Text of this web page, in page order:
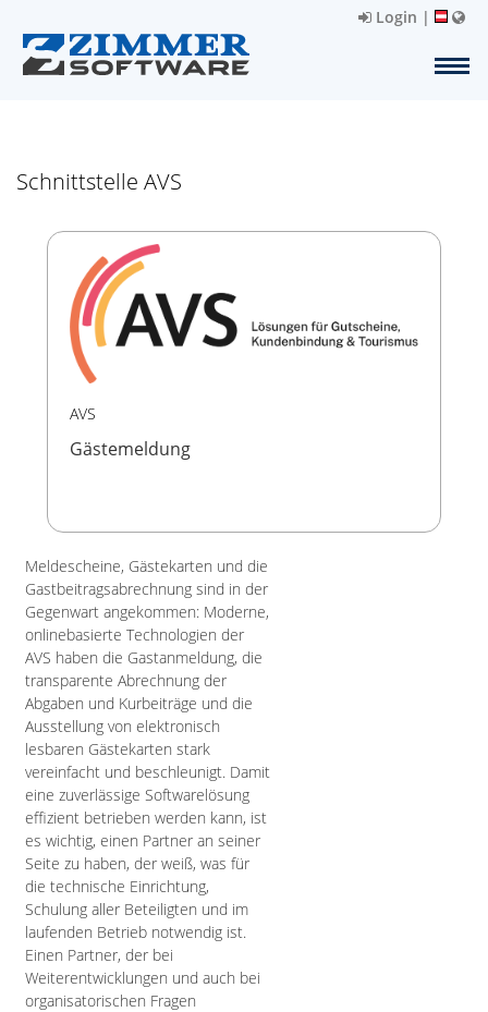
Login |
Schnittstelle AVS
AVS
Gästemeldung
Meldescheine, Gästekarten und die
Gastbeitragsabrechnung sind in der
Gegenwart angekommen: Moderne,
onlinebasierte Technologien der
AVS haben die Gastanmeldung, die
transparente Abrechnung der
Abgaben und Kurbeiträge und die
Ausstellung von elektronisch
lesbaren Gästekarten stark
vereinfacht und beschleunigt. Damit
eine zuverlässige Softwarelösung
effizient betrieben werden kann, ist
es wichtig, einen Partner an seiner
Seite zu haben, der weiß, was für
die technische Einrichtung,
Schulung aller Beteiligten und im
laufenden Betrieb notwendig ist.
Einen Partner, der bei
Weiterentwicklungen und auch bei
organisatorischen Fragen